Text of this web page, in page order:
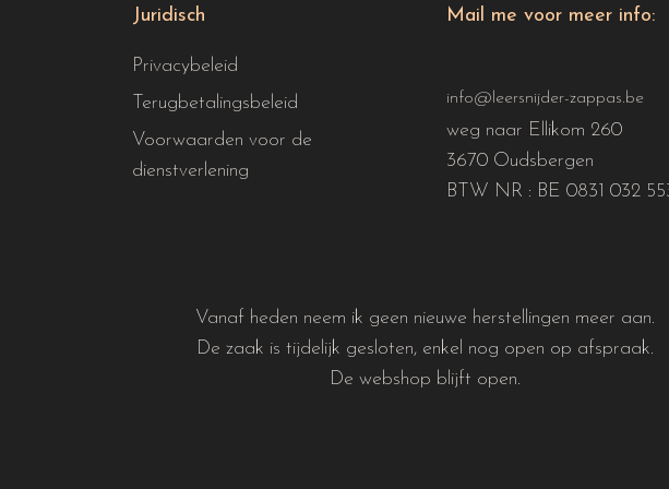
Juridisch
Privacybeleid
Terugbetalingsbeleid
Voorwaarden voor de
dienstverlening
Mail me voor meer info:
info@leersnijder-zappas.be
weg naar Ellikom 260
3670 Oudsbergen
BTW NR : BE 0831 032
Vanaf heden neem ik geen nieuwe herstellingen meer aan.
De zaak is tijdelijk gesloten, enkel nog open op afspraak.
De webshop blijft open.